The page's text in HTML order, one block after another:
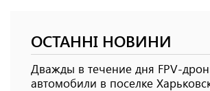
ОСТАННІ НОВИНИ
Дважды в течение дня FPV-
автомобили в поселке